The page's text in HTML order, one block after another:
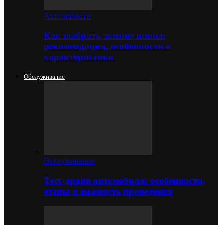
Автозапчасти
Как выбрать зимние шины:
рекомендации, особенности и
характеристики
Обслуживание
Обслуживание
Тест-драйв автомобиля: особенности,
этапы и важность проведения